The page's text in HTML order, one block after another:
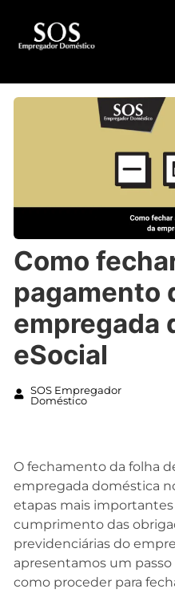
Como
pagamento
empregada
eSocial
SOS Empregador
Doméstico
O fechamento da folha
empregada doméstica
etapas mais importantes
cumprimento das
previdenciárias do
apresentamos um
como proceder para